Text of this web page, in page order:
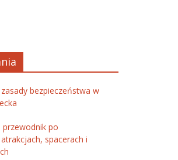
bezpieczeństwa w
przewodnik po
spacerach i